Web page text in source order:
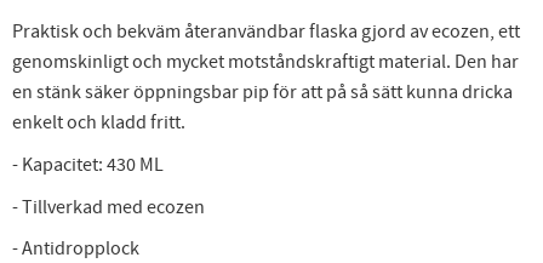
Praktisk och bekväm återanvändbar flaska gjord av ecozen, ett
genomskinligt och mycket motståndskraftigt material. Den har
en stänk säker öppningsbar pip för att på så sätt kunna dricka
enkelt och kladd fritt.
- Kapacitet: 430 ML
- Tillverkad med ecozen
- Antidropplock